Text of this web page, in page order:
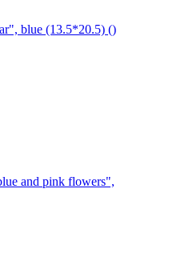
blue (13.5*20.5) ()
and pink flowers",